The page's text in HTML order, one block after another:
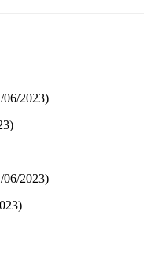
06/2023)
06/2023)